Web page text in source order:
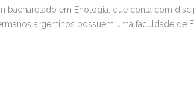
bacharelado em Enologia, que conta com
argentinos possuem uma faculdade de